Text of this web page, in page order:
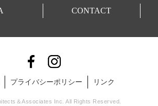
CONTACT
プライバシーポリシー リンク
＆Associates Inc. All Rights Reserved.